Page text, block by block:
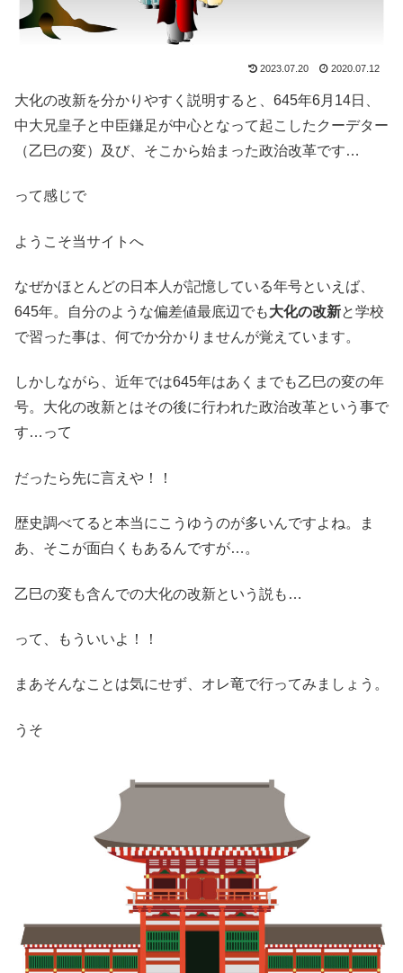
2023.07.20 2020.07.12
大化の改新を分かりやすく説明すると、645年6月14日、
中大兄皇子と中臣鎌足が中心となって起こしたクーデター
（乙巳の変）及び、そこから始まった政治改革です…
って感じで
ようこそ当サイトへ
なぜかほとんどの日本人が記憶している年号といえば、
645年。自分のような偏差値最底辺でも大化の改新と学校
で習った事は、何でか分かりませんが覚えています。
しかしながら、近年では645年はあくまでも乙巳の変の年
号。大化の改新とはその後に行われた政治改革という事で
す…って
だったら先に言えや！！
歴史調べてると本当にこうゆうのが多いんですよね。ま
あ、そこが面白くもあるんですが…。
乙巳の変も含んでの大化の改新という説も…
って、もういいよ！！
まあそんなことは気にせず、オレ竜で行ってみましょう。
うそ